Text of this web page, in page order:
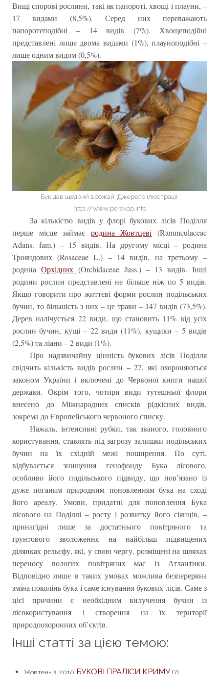
Вищі спорові рослини, такі як папороті, хвощі і плауни, –
17 видами (8,5%). Серед них переважають
папоротеподібні – 14 видів (7%). Хвощеподібні
представлені лише двома видами (1%), плауноподібні –
лише одним видом (0,5%).
Бук дав щедрий врожай. Джерело ілюстрації:
http://www.perekop.info
За кількістю видів у флорі букових лісів Поділля
перше місце займає родина Жовтцеві (Ranunculaceae
Adans. fam.) – 15 видів. На другому місці – родина
Трояндових (Rosaceae L.) – 14 видів, на третьому –
родина Орхідних (Orchidaceae Juss.) – 13 видів. Інші
родини рослин представлені не більше ніж по 5 видів.
Якщо говорити про життєві форми рослин подільських
бучин, то більшість з них – це трави – 147 видів (73,5%).
Дерев налічується 22 види, що становить 11% від усіх
рослин бучин, кущі – 22 види (11%), кущики – 5 видів
(2,5%) та ліани – 2 види (1%).
Про надзвичайну цінність букових лісів Поділля
свідчить кількість видів рослин – 27, які охороняються
законом України і включені до Червоної книги нашої
держави. Окрім того, чотири види тутешньої флори
внесено до Міжнародних списків рідкісних видів,
зокрема до Європейського червоного списку.
Нажаль, інтенсивні рубки, так званого, головного
користування, ставлять під загрозу залишки подільських
бучин на їх східній межі поширення. По суті,
відбувається знищення генофонду Бука лісового,
особливо його подільського підвиду, що пов’язано із
дуже поганим природним поновленням бука на сході
його ареалу. Умови, придатні для поновлення Бука
лісового на Поділлі – росту і розвитку його сіянців, –
принагідні лише за достатнього повітряного та
ґрунтового зволоження на найбільш підвищених
ділянках рельєфу, які, у свою чергу, розміщені на шляхах
переносу вологих повітряних мас із Атлантики.
Відповідно лише в таких умовах можлива безперервна
зміна поколінь бука і саме існування букових лісів. Саме з
цієї причини є необхідним вилучення бучин із
лісокористування і створення на їх території
природоохоронних об’єктів.
Інші статті за цією темою:
Жовтень 3, 2010 БУКОВІ ПРАЛІСИ КРИМУ(7)